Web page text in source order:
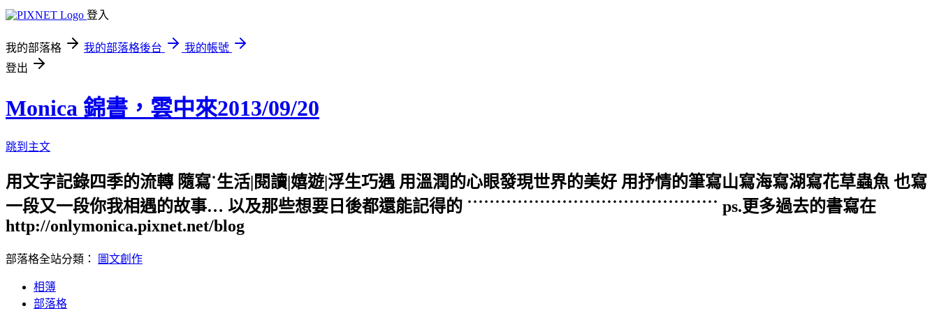
登入
我的部落格 我的部落格後台
我的帳號
登出
Monica 錦書，雲中來2013/09/20
跳到主文
用文字記錄四季的流轉 隨寫˙生活|閱讀|嬉遊|浮生巧遇 用溫潤的心眼發現世界的美好 用抒情的筆寫山寫海寫湖寫花草蟲魚 也寫
一段又一段你我相遇的故事… 以及那些想要日後都還能記得的 ˙˙˙˙˙˙˙˙˙˙˙˙˙˙˙˙˙˙˙˙˙˙˙˙˙˙˙˙˙˙˙˙˙˙˙˙˙˙˙˙˙˙˙˙˙ ps.更多過去的書寫在
http://onlymonica.pixnet.net/blog
部落格全站分類： 圖文創作
相簿
部落格